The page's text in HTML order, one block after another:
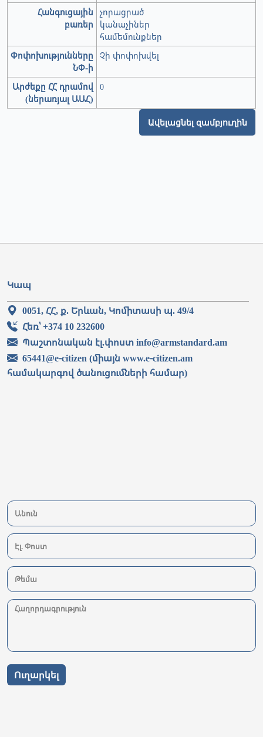
Հանգուցային
բառեր
չորացրած
կանաչիներ
համեմունքներ
Փոփոխությունները
ՆՓ-ի
Չի փոփոխվել
Արժեքը ՀՀ դրամով
(ներառյալ ԱԱՀ)
0
Ավելացնել զամբյուղին
Կապ
0051, ՀՀ, ք. Երևան, Կոմիտասի պ. 49/4
Հեռ՝ +374 10 232600
Պաշտոնական էլ.փոստ info@armstandard.am
65441@e-citizen (միայն www.e-citizen.am
համակարգով ծանուցումների համար)
Ուղարկել